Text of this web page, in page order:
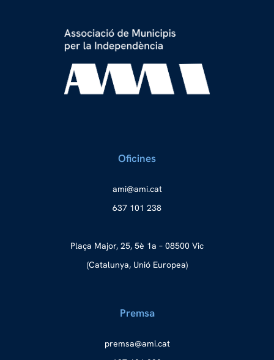
Oficines
tac.i
ma@im
a
637 101 238
Plaça Major, 25, 5è 1a – 08500 Vic
(Catalunya, Unió Europea)
Premsa
tac.i
ma@as
merp